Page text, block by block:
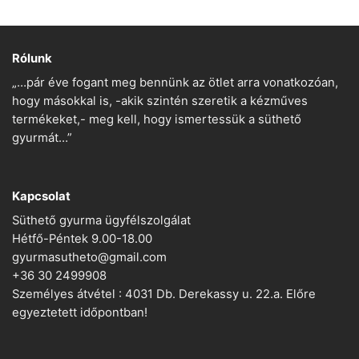
Rólunk
„…pár éve fogant meg bennünk az ötlet arra vonatkozóan,
hogy másokkal is, -akik szintén szeretik a kézműves
termékeket,- meg kell, hogy ismertessük a süthető
gyurmát…”
Kapcsolat
Süthető gyurma ügyfélszolgálat
Hétfő-Péntek 9.00-18.00
gyurmasutheto@gmail.com
+36 30 2499908
Személyes átvétel : 4031 Db. Derekassy u. 22.a. Előre
egyeztetett időpontban!